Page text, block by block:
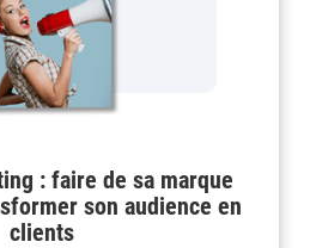
: faire de sa marque
son audience en
clients